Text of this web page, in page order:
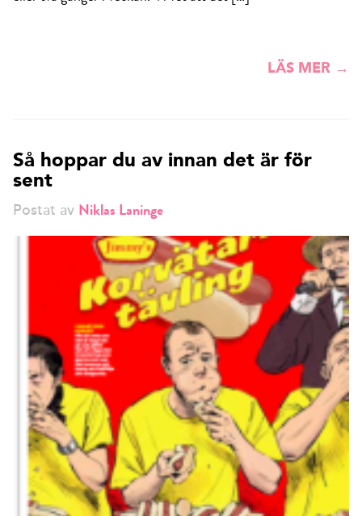
LÄS MER →
Så hoppar du av innan det är för
sent
Postat av Niklas Laninge